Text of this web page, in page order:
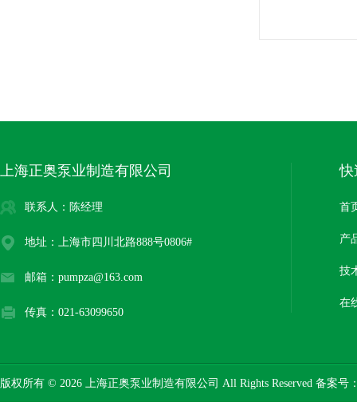
上海正奥泵业制造有限公司
联系人：陈经理
地址：上海市四川北路888号0806#
邮箱：pumpza@163.com
传真：021-63099650
快
首
产
技
在
版权所有 © 2026 上海正奥泵业制造有限公司 All Rights Reserved 备案号